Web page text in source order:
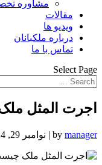
مشاوره
مقالات
ویدیو ها
درباره ملکبانان
تماس با ما
Select Page
اجرت المثل
by manager
| نوامبر 29, 2024